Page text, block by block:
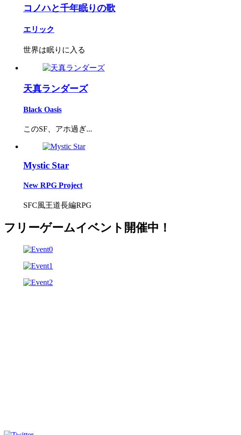
コノハと千年眠りの歌
エリック
世界は眠りに入る
天真ランダーズ
Black Oasis
このSF、アホ過ぎ...
Mystic Star
New RPG Project
SFC風王道長編RPG
フリーゲームイベント開催中！